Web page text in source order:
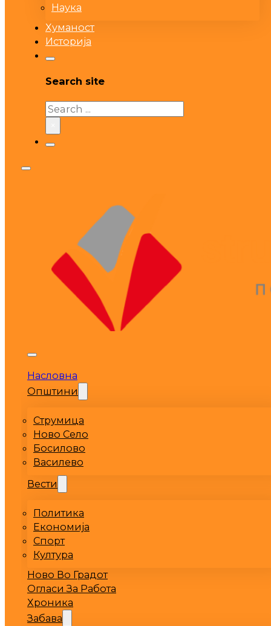
Наука
Хуманост
Историја
Search site
Search
Насловна
Општини
Струмица
Ново Село
Босилово
Василево
Вести
Политика
Економија
Спорт
Култура
Ново Во Градот
Огласи За Работа
Хроника
Забава